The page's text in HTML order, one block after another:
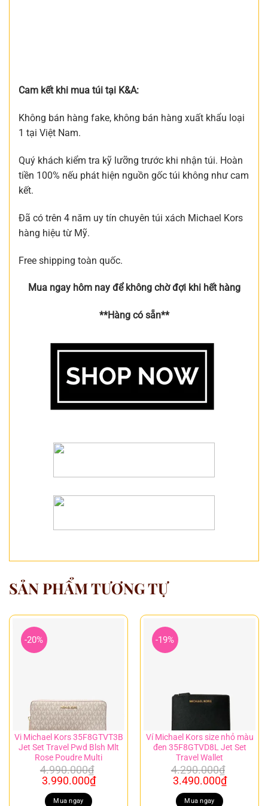
Cam kết khi mua túi tại K&A:
Không bán hàng fake, không bán hàng xuất khẩu loại
1 tại Việt Nam.
Quý khách kiểm tra kỹ lưỡng trước khi nhận túi. Hoàn
tiền 100% nếu phát hiện nguồn gốc túi không như cam
kết.
Đã có trên 4 năm uy tín chuyên túi xách Michael Kors
hàng hiệu từ Mỹ.
Free shipping toàn quốc.
Mua ngay hôm nay để không chờ đợi khi hết hàng
**Hàng có sẵn**
SẢN PHẨM TƯƠNG TỰ
-20%
Vi Michael Kors 35F8GTVT3B
Jet Set Travel Pwd Blsh Mlt
Rose Poudre Multi
4.990.000₫
Giá
gốc
là:
3.990.000₫Giá
Mua ngay
-19%
Ví Michael Kors size nhỏ màu
đen 35F8GTVD8L Jet Set
Travel Wallet
4.290.000₫
Giá
gốc
là:
3.490.000₫Giá
Mua ngay